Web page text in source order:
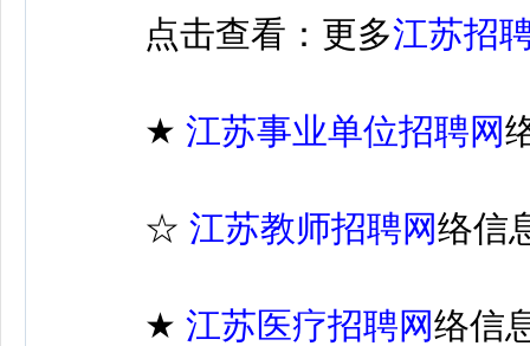
点击查看：更多江苏招
★ 江苏事业单位招聘网
☆ 江苏教师招聘网络信
★ 江苏医疗招聘网络信